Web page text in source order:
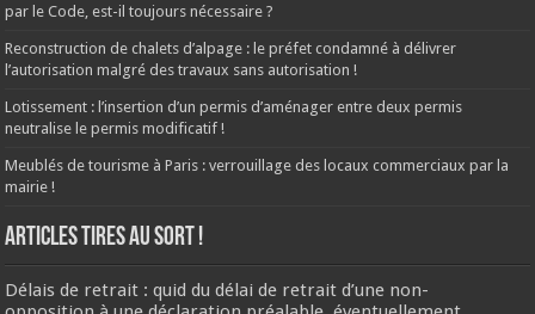
par le Code, est-il toujours nécessaire ?
Reconstruction de chalets d’alpage : le préfet condamné à délivrer
l’autorisation malgré des travaux sans autorisation !
Lotissement : l’insertion d’un permis d’aménager entre deux permis
neutralise le permis modificatif !
Meublés de tourisme à Paris : verrouillage des locaux commerciaux par la
mairie !
ARTICLES TIRES AU SORT !
Délais de retrait : quid du délai de retrait d’une non-